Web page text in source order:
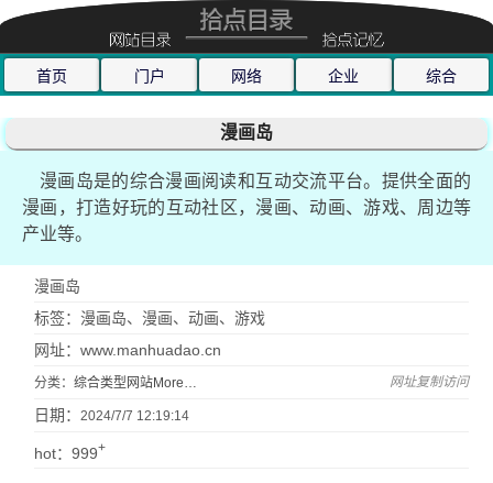
首页 门户 网络 企业 综合
漫画岛
漫画岛是的综合漫画阅读和互动交流平台。提供全面的
漫画，打造好玩的互动社区，漫画、动画、游戏、周边等
产业等。
漫画岛
标签：漫画岛、漫画、动画、游戏
网址：www.manhuadao.cn
网址复制访问
分类：综合类型网站More…
日期：2024/7/7 12:19:14
hot：999+